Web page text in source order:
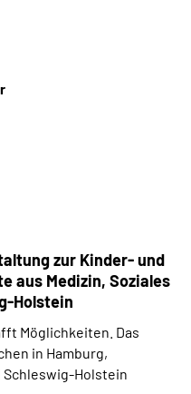
zur Kinder- und
aus Medizin, Soziales
Holstein
Möglichkeiten. Das
in Hamburg,
Schleswig-Holstein